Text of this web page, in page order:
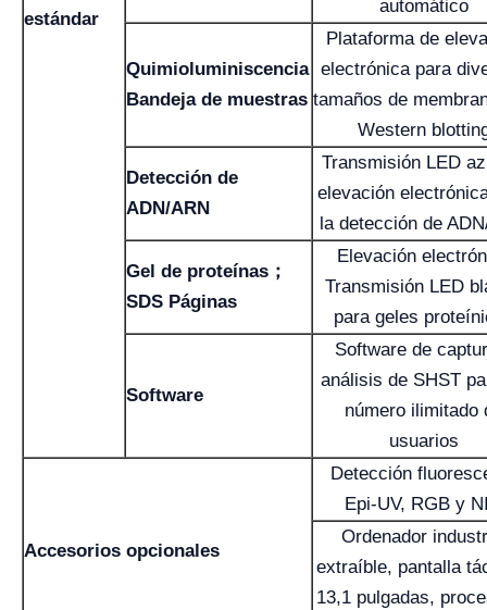
estándar
automático
Quimioluminiscencia
Bandeja de muestras
Plataforma de
electrónica para
tamaños de
Western
Detección de
ADN/ARN
Transmisión LED
elevación
la detección de
Gel de proteínas；
SDS Páginas
Elevación
Transmisión LED
para geles
Software
Software de
análisis de SHST
número ilimitado
usuarios
Accesorios opcionales
Detección
Epi-UV, RGB y
Ordenador
extraíble, pantalla
13,1 pulgadas,